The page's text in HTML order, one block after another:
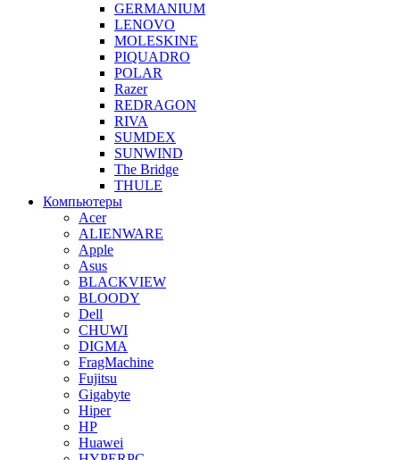
GERMANIUM
LENOVO
MOLESKINE
PIQUADRO
POLAR
Razer
REDRAGON
RIVA
SUMDEX
SUNWIND
The Bridge
THULE
Компьютеры
Acer
ALIENWARE
Apple
Asus
BLACKVIEW
BLOODY
Dell
CHUWI
DIGMA
FragMachine
Fujitsu
Gigabyte
Hiper
HP
Huawei